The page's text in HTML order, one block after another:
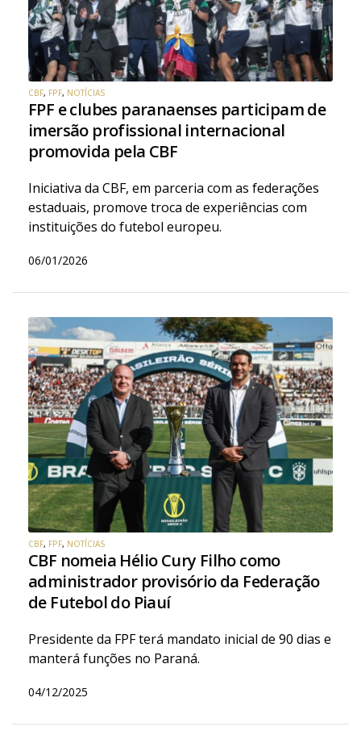
CBF, FPF, NOTÍCIAS
FPF e clubes paranaenses participam de
imersão profissional internacional
promovida pela CBF
Iniciativa da CBF, em parceria com as federações
estaduais, promove troca de experiências com
instituições do futebol europeu.
06/01/2026
CBF, FPF, NOTÍCIAS
CBF nomeia Hélio Cury Filho como
administrador provisório da Federação
de Futebol do Piauí
Presidente da FPF terá mandato inicial de 90 dias e
manterá funções no Paraná.
04/12/2025